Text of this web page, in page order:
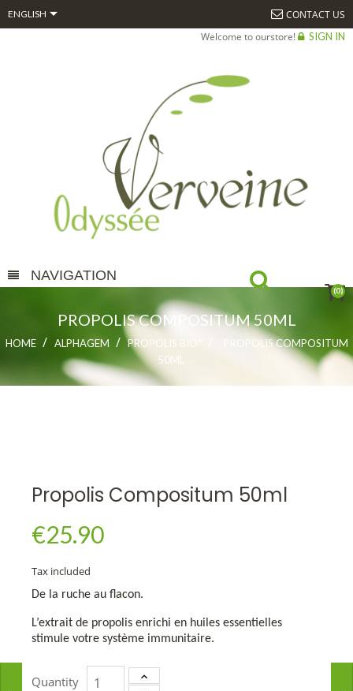
ENGLISH
CONTACT US
Welcome to ourstore!
SIGN IN
(0)
NAVIGATION
PROPOLIS COMPOSITUM 50ML
HOME ALPHAGEM PROPOLIS BIO*
PROPOLIS COMPOSITUM
50ML
Propolis Compositum 50ml
€25.90
Tax included
De la ruche au flacon.
L’extrait de propolis enrichi en huiles essentielles
stimule votre système immunitaire.
Quantity